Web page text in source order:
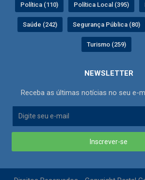
Política (110) Política Local (395)
Saúde (242) Segurança Pública (80)
Turismo (259)
NEWSLETTER
Receba as últimas notícias no seu e-
Inscrever-se